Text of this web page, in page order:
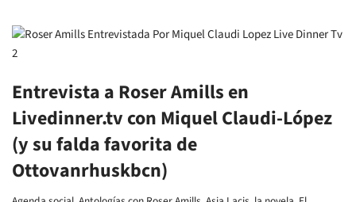
Entrevista a Roser Amills en
Livedinner.tv con Miquel Claudi-López
(y su falda favorita de
Ottovanrhuskbcn)